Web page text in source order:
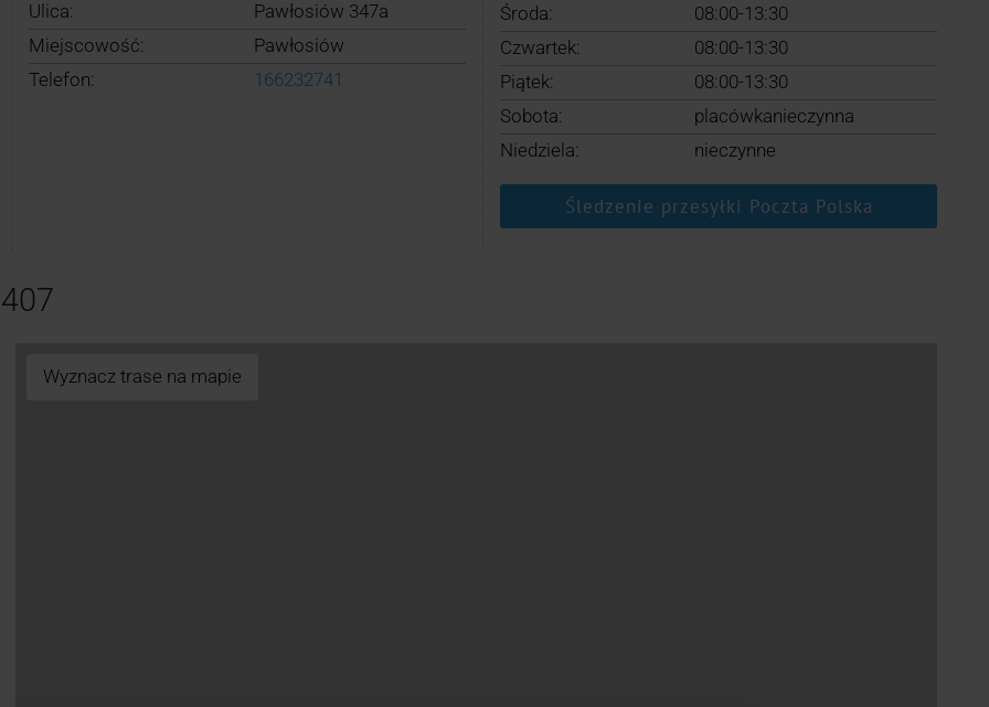
Ulica:
Pawłosiów 347a
Miejscowość:
Pawłosiów
Telefon:
166232741
Środa:
08:00-13:30
Czwartek:
08:00-13:30
Piątek:
08:00-13:30
Sobota:
placówkanieczynna
Niedziela:
nieczynne
Śledzenie przesyłki Poczta Polska
Wyznacz trase na mapie